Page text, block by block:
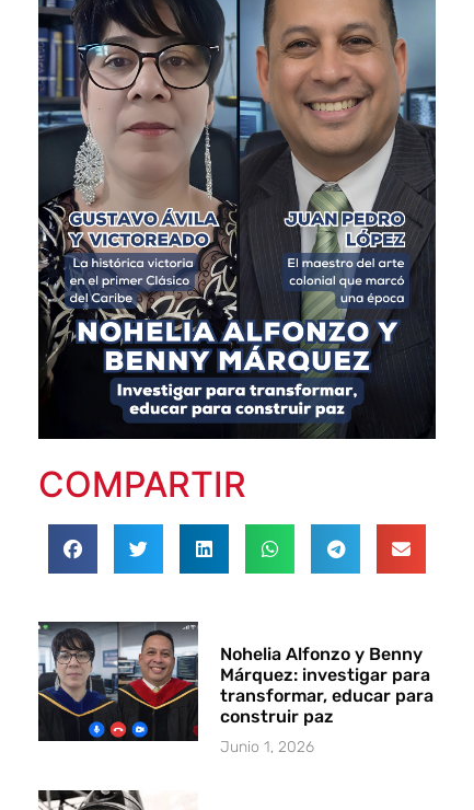
COMPARTIR
Nohelia Alfonzo y Benny
Márquez: investigar para
transformar, educar para
construir paz
Junio 1, 2026